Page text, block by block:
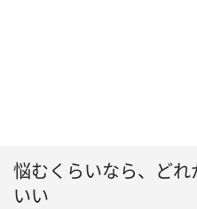
悩むくらいなら、ど
いい